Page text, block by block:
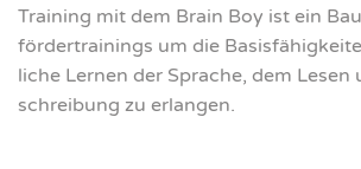
Trai­ning mit dem Brain Boy ist ein
för­der­trai­nings um die
li­che Ler­nen der Spra­che, dem
schrei­bung zu erlan­gen.